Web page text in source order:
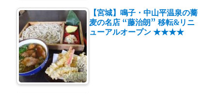
【宮城】鳴子・中山平温泉の蕎
麦の名店 “藤治朗” 移転&リニ
ューアルオープン ★★★★